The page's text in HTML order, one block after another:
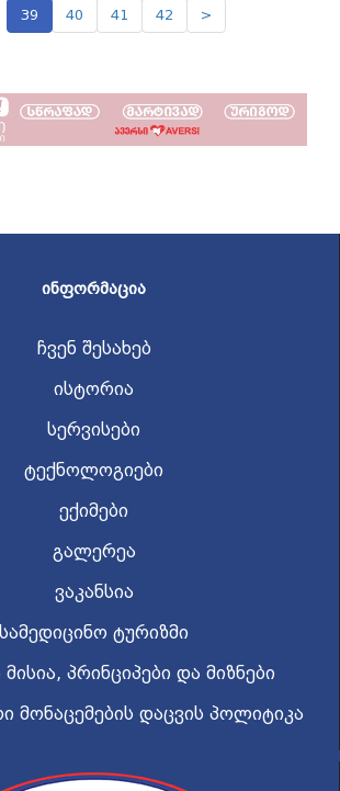
39 40 41 42 >
ᲘᲜᲤᲝᲠᲛᲐᲪᲘᲐ
ჩვენ შესახებ
ისტორია
სერვისები
ტექნოლოგიები
ექიმები
გალერეა
ვაკანსია
სამედიცინო ტურიზმი
პრინციპები და მიზნები
მონაცემების დაცვის პოლიტიკა